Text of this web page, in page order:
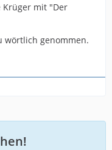
Krüger mit "Der
wörtlich genommen.